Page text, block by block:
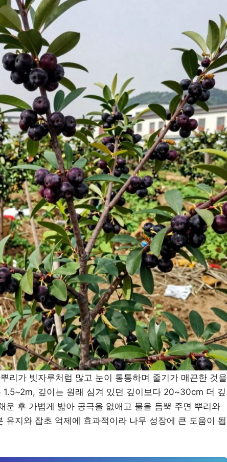
리가 빗자루처럼 많고 눈이 통통하며 줄기가 매끈한 것을
깊이는 원래 심겨 있던 깊이보다 20~30cm 더 깊
운 후 가볍게 밟아 공극을 없애고 물을 듬뿍 주면 뿌리와
유지와 잡초 억제에 효과적이라 나무 성장에 큰 도움이 됩